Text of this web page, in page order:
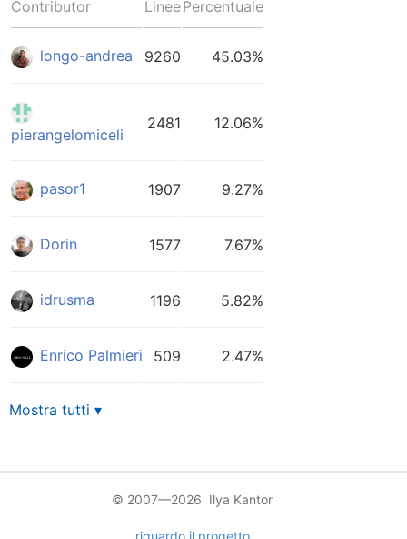
Contributor LineePercentuale
longo-andrea 9260 45.03%
pierangelomiceli
2481 12.06%
pasor1 1907 9.27%
Dorin 1577 7.67%
idrusma 1196 5.82%
Enrico Palmieri 509 2.47%
Mostra tutti ▾
© 2007—2026 Ilya Kantor
riguardo il progetto